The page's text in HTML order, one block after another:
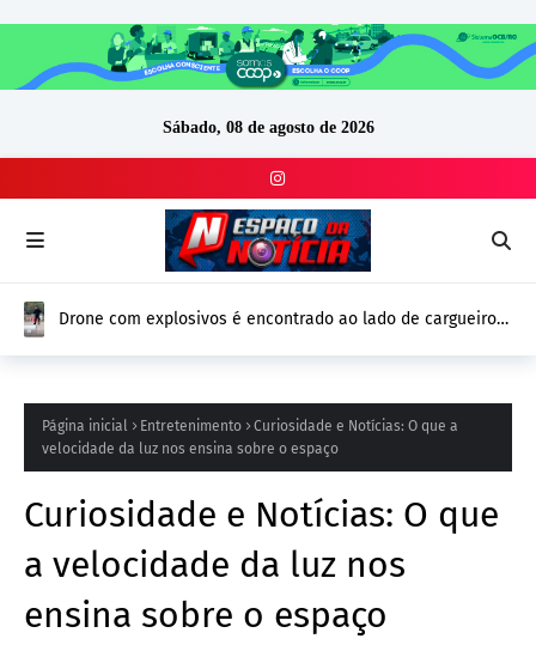
Sábado, 08 de agosto de 2026
Drone com explosivos é encontrado ao lado de cargueiro
Europa
Página inicial Entretenimento
Curiosidade e Notícias: O que a
velocidade da luz nos ensina sobre o espaço
Curiosidade e Notícias: O que
a velocidade da luz nos
ensina sobre o espaço